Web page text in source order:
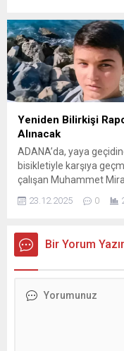
belediyedeki iş ve
takip edeceğini ifade
hiçbir kişi ve kuruma
etmeyiniz. Taleplerinizi,
doğrudan
‘Halk Masa’ya ve
personelimizin
yönlendirmesiyle ilgili
vekiliniz aracılığıyla
yapabilirsiniz. Aracı
kullanmayınız ve aracı
olabileceğini
Yeniden Bilirkişi
Alınacak
ADANA’da, yaya
bisikletiyle karşıya
çalışan Muhammet
çarpıp ölümüne neden
hızlı gitmediğini, Miraç’ı
anda önüne çıktığını ve
ilgili yeniden bilirkişi
23.12.2025 0
Bir Yorum